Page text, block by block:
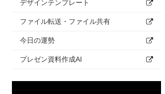
デザインテンプレート
ファイル転送・ファイル共有
今日の運勢
プレゼン資料作成AI